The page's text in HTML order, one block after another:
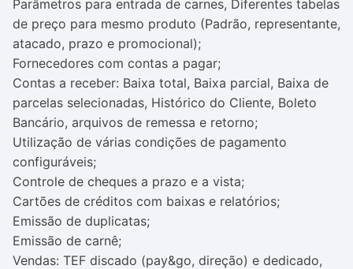
Parâmetros para entrada de carnes, Diferentes tabelas
de preço para mesmo produto (Padrão, representante,
atacado, prazo e promocional);
Fornecedores com contas a pagar;
Contas a receber: Baixa total, Baixa parcial, Baixa de
parcelas selecionadas, Histórico do Cliente, Boleto
Bancário, arquivos de remessa e retorno;
Utilização de várias condições de pagamento
configuráveis;
Controle de cheques a prazo e a vista;
Cartões de créditos com baixas e relatórios;
Emissão de duplicatas;
Emissão de carnê;
Vendas: TEF discado (pay&go, direção) e dedicado,